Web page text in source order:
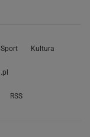
Sport Kultura
RSS